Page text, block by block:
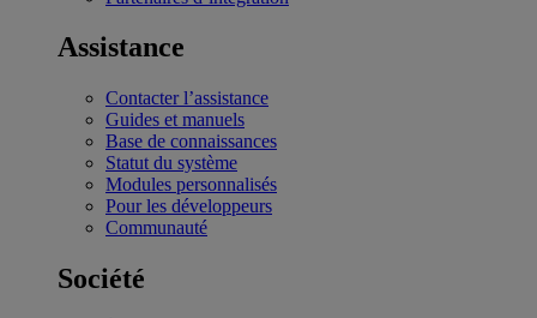
Assistance
Contacter l’assistance
Guides et manuels
Base de connaissances
Statut du système
Modules personnalisés
Pour les développeurs
Communauté
Société